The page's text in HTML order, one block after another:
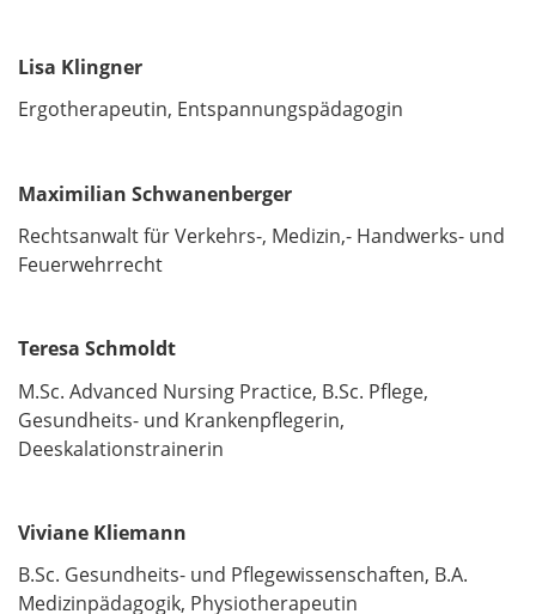
Lisa Klingner
Ergotherapeutin, Entspannungspädagogin
Maximilian Schwanenberger
Rechtsanwalt für Verkehrs-, Medizin,- Handwerks- und
Feuerwehrrecht
Teresa Schmoldt
M.Sc. Advanced Nursing Practice, B.Sc. Pflege,
Gesundheits- und Krankenpflegerin,
Deeskalationstrainerin
Viviane Kliemann
B.Sc. Gesundheits- und Pflegewissenschaften, B.A.
Medizinpädagogik, Physiotherapeutin